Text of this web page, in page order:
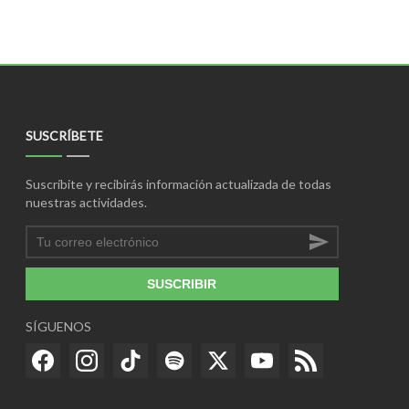
SUSCRÍBETE
Suscríbite y recibirás información actualizada de todas
nuestras actividades.
SUSCRIBIR
SÍGUENOS